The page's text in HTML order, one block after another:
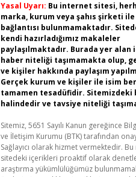
Yasal Uyarı: Bu internet sitesi,
marka, kurum veya şahıs şirketi
bağlantısı bulunmamaktadır.
kendi hazırladığımız makaleler
paylaşılmaktadır. Burada yer
haber niteliği taşımamakta olup,
ve kişiler hakkında paylaşım
Gerçek kurum ve kişiler ile isim
tamamen tesadüfidir.
halindedir ve tavsiye niteliği
Sitemiz, 5651 Sayılı Kanun gereğince
ve İletişim Kurumu (BTK) tarafından
Sağlayıcı olarak hizmet vermektedir.
sitedeki içerikleri proaktif olarak
araştırma yükümlülüğümüz